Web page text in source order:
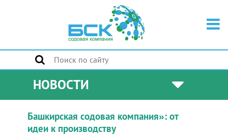
НОВОСТИ
Башкирская содовая компания»: от
идеи к производству